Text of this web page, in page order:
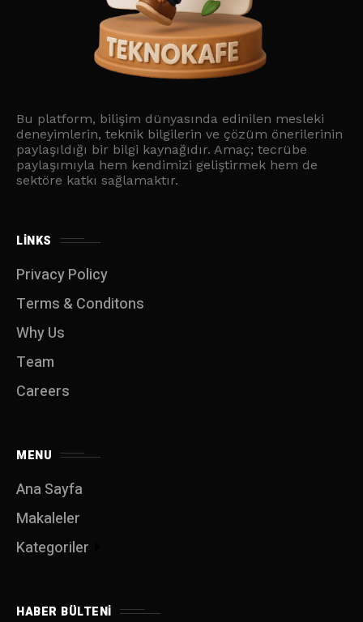
Bu platform, bilişim dünyasında edinilen mesleki
deneyimlerin, teknik bilgilerin ve çözüm önerilerinin
paylaşıldığı bir bilgi kaynağıdır. Amaç; tecrübe
paylaşımıyla hem kendimizi geliştirmek hem de
sektöre katkı sağlamaktır.
LINKS
Privacy Policy
Terms & Conditons
Why Us
Team
Careers
MENU
Ana Sayfa
Makaleler
Kategoriler
HABER BÜLTENI